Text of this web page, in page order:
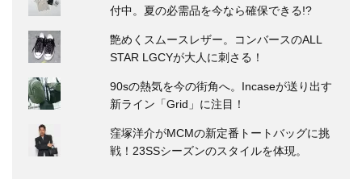
付中。夏の必需品を今なら確保できる!?
艶めくスムースレザー。コンバースのALL
STAR LGCYが大人に刺さる！
90sの熱気を今の街角へ。Incaseが送り出す
新ライン「Grid」に注目！
窪塚洋介がMCMの新定番トートバッグに挑
戦！23SSシーズンのスタイルを体現。